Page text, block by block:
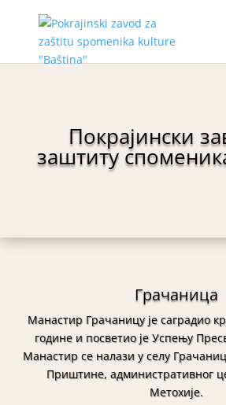
Покрајински
заштиту
Грачаница
Манастир Грачаницу је саградио
године и посветио је Успењу
Манастир се налази у селу
Приштине, административног
Метохије.